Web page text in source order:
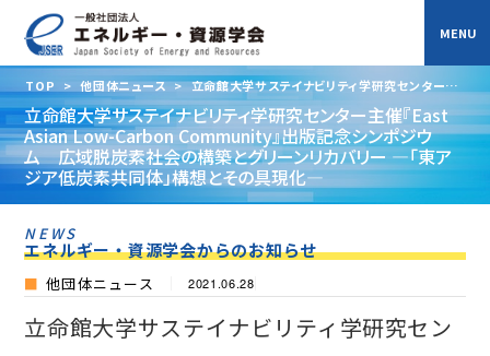
TOP > 他団体ニュース > 立命館大学サステイナビリティ学研究センター主
催『East Asian Low-Carbon Community』出版記念シンポジウム 広域脱
炭素社会の構築とグリーンリカバリー ―「東アジア低炭素共同体」構想とその具
現化―
立命館大学サステイナビリティ学研究センター主催『East
Asian Low-Carbon Community』出版記念シンポジウ
ム 広域脱炭素社会の構築とグリーンリカバリー ―「東ア
ジア低炭素共同体」構想とその具現化―
NEWS
エネルギー・資源学会からのお知らせ
他団体ニュース 2021.06.28
立命館大学サステイナビリティ学研究セン